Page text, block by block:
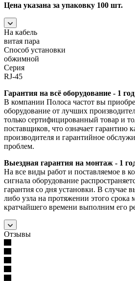
Цена указана за упаковку 100 шт.
На кабель
витая пара
Способ установки
обжимной
Серия
RJ-45
Гарантия на всё оборудование - 1 год
В компании Полоса частот вы
оборудование от лучших
только сертифицированный товар и
поставщиков, что означает гарантию
производителя и гарантийное
проблем.
Выездная гарантия на монтаж - 1
На все виды работ и поставляемое в
сигнала оборудование
гарантия со дня установки. В случае
либо узла на протяжении этого срока
кратчайшего времени выполним его
Отзывы